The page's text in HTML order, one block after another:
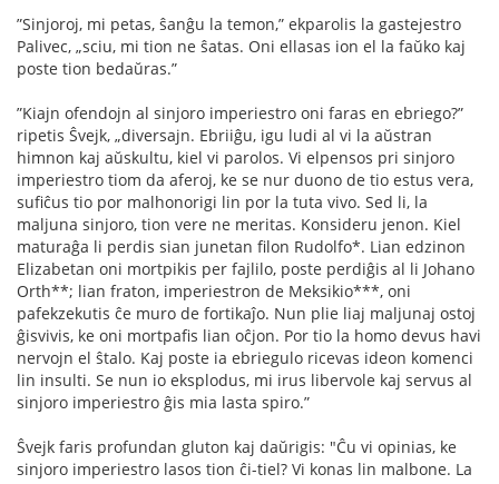
”Sinjoroj, mi petas, ŝanĝu la temon,” ekparolis la gastejestro
Palivec, „sciu, mi tion ne ŝatas. Oni ellasas ion el la faŭko kaj
poste tion bedaŭras.”
”Kiajn ofendojn al sinjoro imperiestro oni faras en ebriego?”
ripetis Ŝvejk, „diversajn. Ebriiĝu, igu ludi al vi la aŭstran
himnon kaj aŭskultu, kiel vi parolos. Vi elpensos pri sinjoro
imperiestro tiom da aferoj, ke se nur duono de tio estus vera,
suﬁĉus tio por malhonorigi lin por la tuta vivo. Sed li, la
maljuna sinjoro, tion vere ne meritas. Konsideru jenon. Kiel
maturaĝa li perdis sian junetan ﬁlon Rudolfo*. Lian edzinon
Elizabetan oni mortpikis per fajlilo, poste perdiĝis al li Johano
Orth**; lian fraton, imperiestron de Meksikio***, oni
pafekzekutis ĉe muro de fortikaĵo. Nun plie liaj maljunaj ostoj
ĝisvivis, ke oni mortpaﬁs lian oĉjon. Por tio la homo devus havi
nervojn el ŝtalo. Kaj poste ia ebriegulo ricevas ideon komenci
lin insulti. Se nun io eksplodus, mi irus libervole kaj servus al
sinjoro imperiestro ĝis mia lasta spiro.”
Ŝvejk faris profundan gluton kaj daŭrigis: "Ĉu vi opinias, ke
sinjoro imperiestro lasos tion ĉi-tiel? Vi konas lin malbone. La